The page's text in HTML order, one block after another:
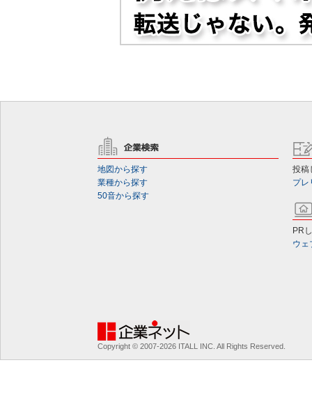
地図から探す
業種から探す
50音から探す
投稿
プレ
PR
ウェ
Copyright © 2007-2026 ITALL INC. All Rights Reserved.